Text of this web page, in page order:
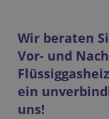
Wir beraten
Vor- und
ein
uns!